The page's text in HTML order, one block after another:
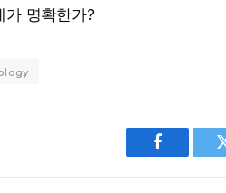
가 명확한가?
Facebook